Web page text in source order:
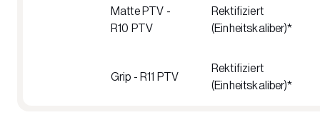
Matte PTV -
R10 PTV
Rektifiziert
(Einheitskaliber)*
Grip - R11 PTV
Rektifiziert
(Einheitskaliber)*